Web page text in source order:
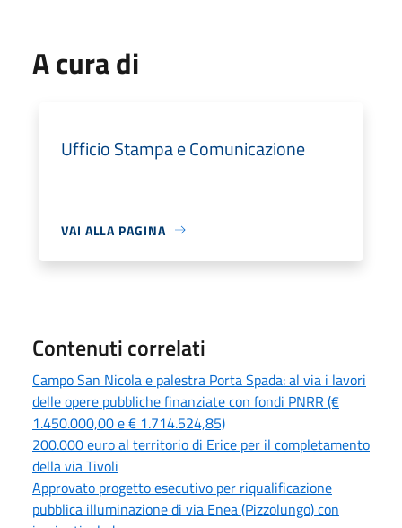
A cura di
Ufficio Stampa e Comunicazione
VAI ALLA PAGINA
Contenuti correlati
Campo San Nicola e palestra Porta Spada: al via i lavori
delle opere pubbliche finanziate con fondi PNRR (€
1.450.000,00 e € 1.714.524,85)
200.000 euro al territorio di Erice per il completamento
della via Tivoli
Approvato progetto esecutivo per riqualificazione
pubblica illuminazione di via Enea (Pizzolungo) con